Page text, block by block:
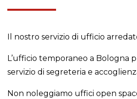
Il nostro servizio di ufficio
L’ufficio temporaneo a Bologna
servizio di segreteria e
Non noleggiamo uffici open